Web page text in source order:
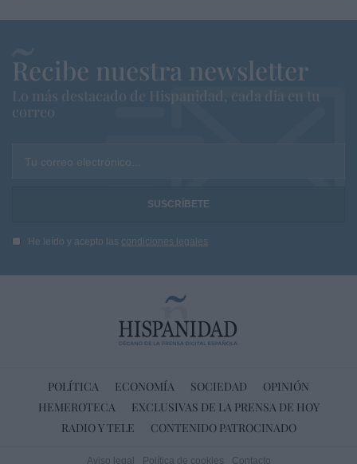
Recibe nuestra newsletter
Lo más destacado de Hispanidad, cada dia en tu
correo
Tu correo electrónico...
He leído y acepto las condiciones legales
POLÍTICA ECONOMÍA SOCIEDAD
OPINIÓN
HEMEROTECA
EXCLUSIVAS DE LA PRENSA DE HOY
RADIO Y TELE
CONTENIDO PATROCINADO
Aviso legal Política de cookies Contacto